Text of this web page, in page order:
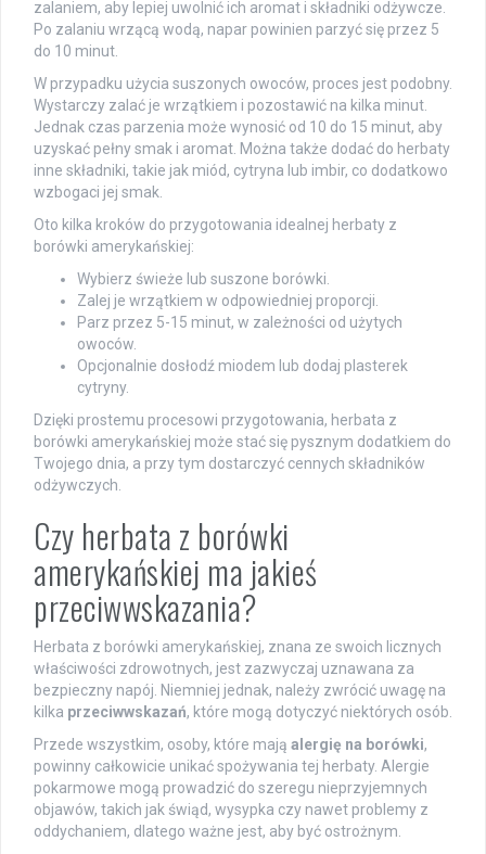
zalaniem, aby lepiej uwolnić ich aromat i składniki odżywcze.
Po zalaniu wrzącą wodą, napar powinien parzyć się przez 5
do 10 minut.
W przypadku użycia suszonych owoców, proces jest podobny.
Wystarczy zalać je wrzątkiem i pozostawić na kilka minut.
Jednak czas parzenia może wynosić od 10 do 15 minut, aby
uzyskać pełny smak i aromat. Można także dodać do herbaty
inne składniki, takie jak miód, cytryna lub imbir, co dodatkowo
wzbogaci jej smak.
Oto kilka kroków do przygotowania idealnej herbaty z
borówki amerykańskiej:
Wybierz świeże lub suszone borówki.
Zalej je wrzątkiem w odpowiedniej proporcji.
Parz przez 5-15 minut, w zależności od użytych
owoców.
Opcjonalnie dosłodź miodem lub dodaj plasterek
cytryny.
Dzięki prostemu procesowi przygotowania, herbata z
borówki amerykańskiej może stać się pysznym dodatkiem do
Twojego dnia, a przy tym dostarczyć cennych składników
odżywczych.
Czy herbata z borówki
amerykańskiej ma jakieś
przeciwwskazania?
Herbata z borówki amerykańskiej, znana ze swoich licznych
właściwości zdrowotnych, jest zazwyczaj uznawana za
bezpieczny napój. Niemniej jednak, należy zwrócić uwagę na
kilka przeciwwskazań, które mogą dotyczyć niektórych osób.
Przede wszystkim, osoby, które mają alergię na borówki,
powinny całkowicie unikać spożywania tej herbaty. Alergie
pokarmowe mogą prowadzić do szeregu nieprzyjemnych
objawów, takich jak świąd, wysypka czy nawet problemy z
oddychaniem, dlatego ważne jest, aby być ostrożnym.